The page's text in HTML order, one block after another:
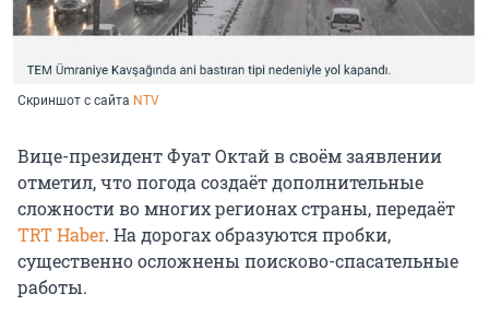
Скриншот с сайта NTV
Вице-президент Фуат Октай в своём заявлении
отметил, что погода создаёт дополнительные
сложности во многих регионах страны, передаёт
TRT Haber. На дорогах образуются пробки,
существенно осложнены поисково-спасательные
работы.